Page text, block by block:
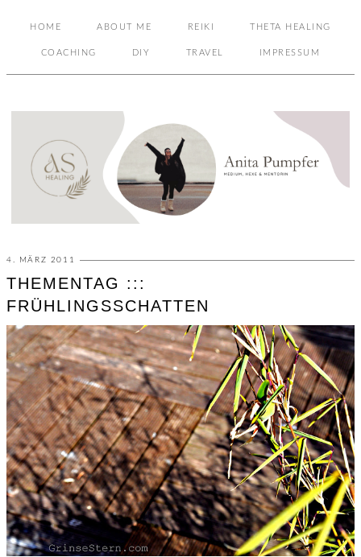
HOME ABOUT ME REIKI THETA HEALING
COACHING DIY TRAVEL IMPRESSUM
4. MÄRZ 2011
THEMENTAG :::
FRÜHLINGSSCHATTEN